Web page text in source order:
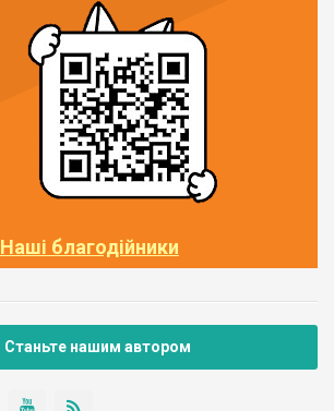
Наші благодійники
Станьте нашим автором